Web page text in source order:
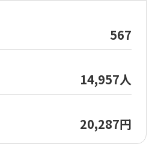
567
14,957人
20,287円